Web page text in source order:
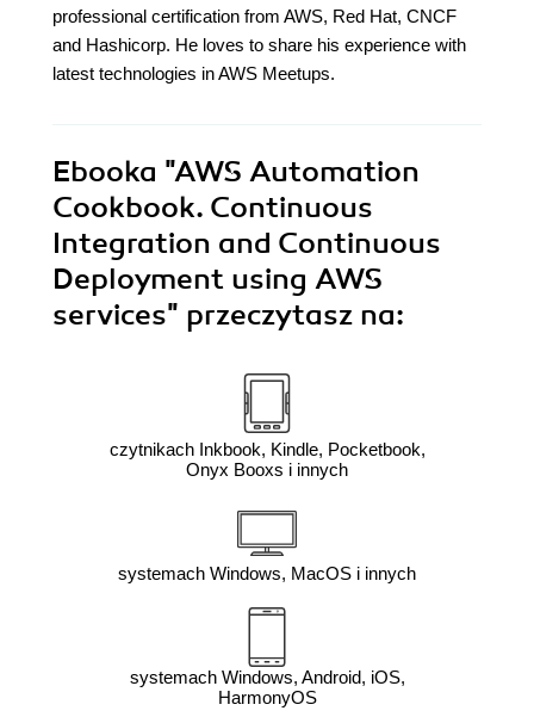
professional certification from AWS, Red Hat, CNCF
and Hashicorp. He loves to share his experience with
latest technologies in AWS Meetups.
Ebooka "AWS Automation
Cookbook. Continuous
Integration and Continuous
Deployment using AWS
services" przeczytasz na:
czytnikach Inkbook, Kindle, Pocketbook,
Onyx Booxs i innych
systemach Windows, MacOS i innych
systemach Windows, Android, iOS,
HarmonyOS